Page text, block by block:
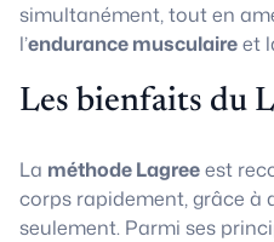
simultanément, tout en
l’endurance musculaireet
Les bienfaits du
La méthode Lagreeest
corps rapidement, grâce à
seulement. Parmi ses